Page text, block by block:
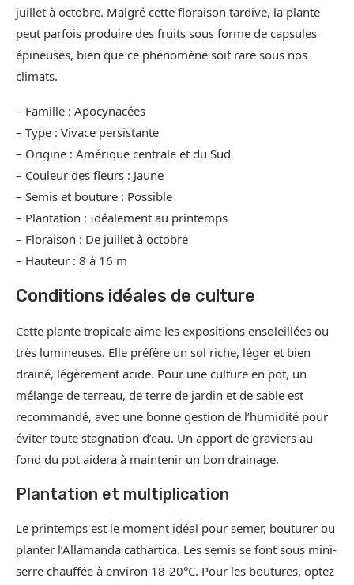
juillet à octobre. Malgré cette floraison tardive, la plante
peut parfois produire des fruits sous forme de capsules
épineuses, bien que ce phénomène soit rare sous nos
climats.
– Famille : Apocynacées
– Type : Vivace persistante
– Origine : Amérique centrale et du Sud
– Couleur des fleurs : Jaune
– Semis et bouture : Possible
– Plantation : Idéalement au printemps
– Floraison : De juillet à octobre
– Hauteur : 8 à 16 m
Conditions idéales de culture
Cette plante tropicale aime les expositions ensoleillées ou
très lumineuses. Elle préfère un sol riche, léger et bien
drainé, légèrement acide. Pour une culture en pot, un
mélange de terreau, de terre de jardin et de sable est
recommandé, avec une bonne gestion de l’humidité pour
éviter toute stagnation d’eau. Un apport de graviers au
fond du pot aidera à maintenir un bon drainage.
Plantation et multiplication
Le printemps est le moment idéal pour semer, bouturer ou
planter l’Allamanda cathartica. Les semis se font sous mini-
serre chauffée à environ 18-20°C. Pour les boutures, optez